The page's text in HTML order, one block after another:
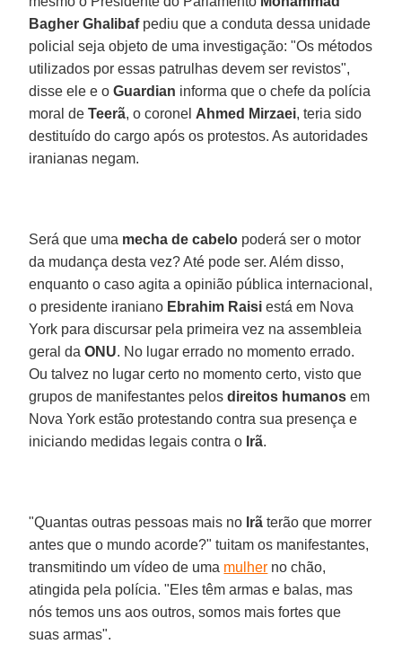
Bagher Ghalibafpediu que a conduta dessa unidade
policial seja objeto de uma investigação: "Os métodos
utilizados por essas patrulhas devem ser revistos",
disse ele e oGuardian informa que o chefe da polícia
moral deTeerã, o coronel Ahmed Mirzaei, teria sido
destituído do cargo após os protestos. As autoridades
iranianas negam.
Será que uma mecha de cabelo poderá ser o motor
da mudança desta vez? Até pode ser. Além disso,
enquanto o caso agita a opinião pública internacional,
o presidente iraniano Ebrahim Raisi está em Nova
York para discursar pela primeira vez na assembleia
geral daONU. No lugar errado no momento errado.
Ou talvez no lugar certo no momento certo, visto que
grupos de manifestantes pelosdireitos humanos em
Nova York estão protestando contra sua presença e
iniciando medidas legais contra o Irã.
"Quantas outras pessoas mais no Irã terão que morrer
antes que o mundo acorde?" tuitam os manifestantes,
transmitindo um vídeo de uma mulher no chão,
atingida pela polícia. "Eles têm armas e balas, mas
nós temos uns aos outros, somos mais fortes que
suas armas".